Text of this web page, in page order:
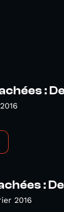
:
:
2016